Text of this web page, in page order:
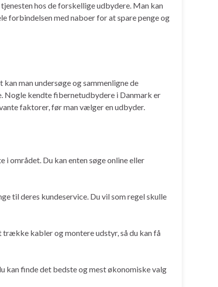
hos de forskellige udbydere. Man kan
forbindelsen med naboer for at spare penge og
man undersøge og sammenligne de
Nogle kendte fibernetudbydere i Danmark er
faktorer, før man vælger en udbyder.
området. Du kan enten søge online eller
til deres kundeservice. Du vil som regel skulle
kabler og montere udstyr, så du kan få
kan finde det bedste og mest økonomiske valg